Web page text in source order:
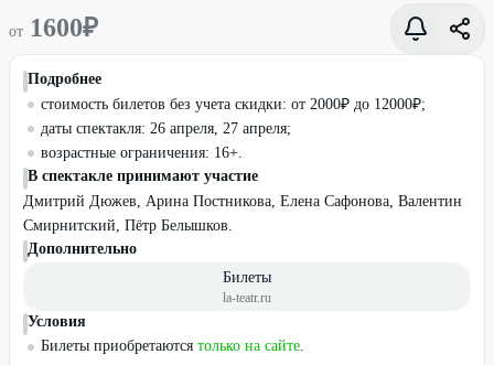
от 1600₽
Подробнее
стоимость билетов без учета скидки: от 2000₽ до 12000₽;
даты спектакля: 26 апреля, 27 апреля;
возрастные ограничения: 16+.
В спектакле принимают участие
Дмитрий Дюжев, Арина Постникова, Елена Сафонова, Валентин
Смирнитский, Пётр Белышков.
Дополнительно
Билеты
la-teatr.ru
Условия
Билеты приобретаются только на сайте.